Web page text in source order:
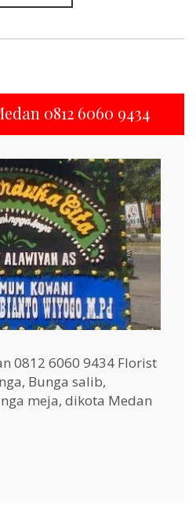
0812 6060 9434
0812 6060 9434 Florist
Bunga salib,
meja, dikota Medan